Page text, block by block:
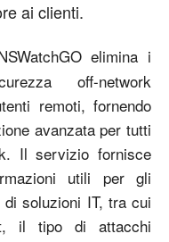
ai clienti.
elimina i
off-network
remoti, fornendo
avanzata per tutti
Il servizio fornisce
utili per gli
soluzioni IT, tra cui
il tipo di attacchi